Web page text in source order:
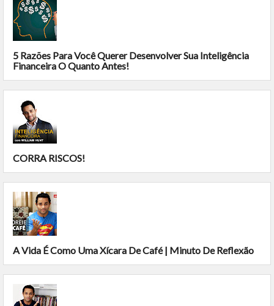
5 Razões Para Você Querer Desenvolver Sua Inteligência
Financeira O Quanto Antes!
CORRA RISCOS!
A Vida É Como Uma Xícara De Café | Minuto De Reflexão